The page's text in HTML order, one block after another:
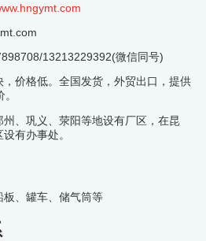
13213229392(微信同号)
价格低。全国发货，外贸出口，提供
、巩义、荥阳等地设有厂区，在昆
有办事处。
、罐车、储气筒等